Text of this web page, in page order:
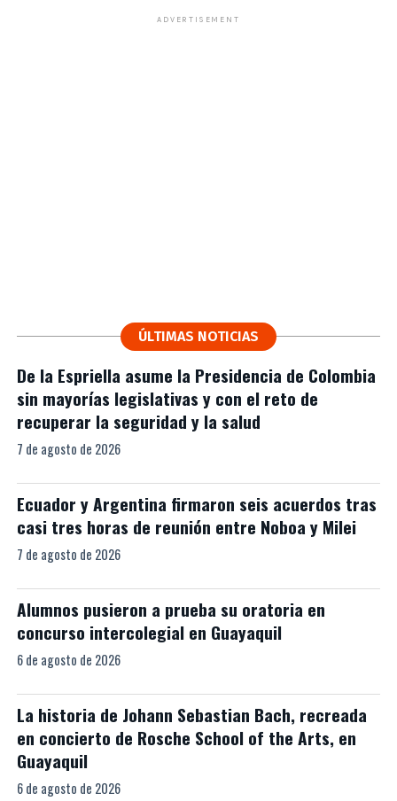
ADVERTISEMENT
ÚLTIMAS NOTICIAS
De la Espriella asume la Presidencia de Colombia
sin mayorías legislativas y con el reto de
recuperar la seguridad y la salud
7 de agosto de 2026
Ecuador y Argentina firmaron seis acuerdos tras
casi tres horas de reunión entre Noboa y Milei
7 de agosto de 2026
Alumnos pusieron a prueba su oratoria en
concurso intercolegial en Guayaquil
6 de agosto de 2026
La historia de Johann Sebastian Bach, recreada
en concierto de Rosche School of the Arts, en
Guayaquil
6 de agosto de 2026